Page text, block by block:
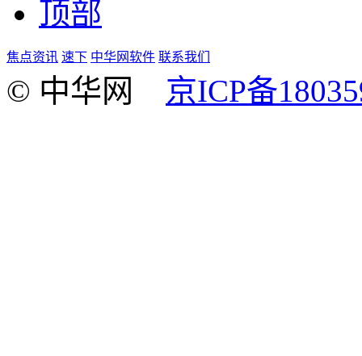
顶部
焦点资讯 速下 中华网软件 联系我们
© 中华网 京ICP备